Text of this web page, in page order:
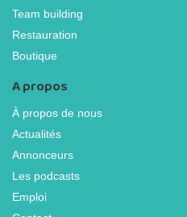
Team building
Restauration
Boutique
A propos
À propos de nous
Actualités
Annonceurs
Les podcasts
Emploi